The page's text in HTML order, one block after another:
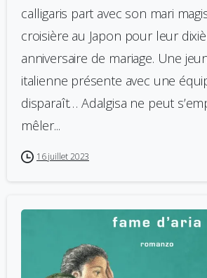
calligaris part avec son mari
croisière au Japon pour leur
anniversaire de mariage. Une
italienne présente avec une
disparaît… Adalgisa ne peut
mêler...
16 juillet 2023